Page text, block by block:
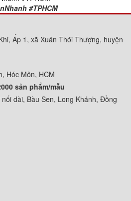
#TPHCM
Ấp 1, xã Xuân Thới Thượng, huyện
Hóc Môn, HCM
sản phẩm/mẫu
dài, Bàu Sen, Long Khánh, Đồng